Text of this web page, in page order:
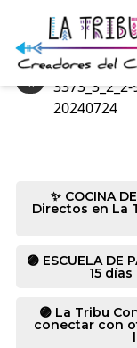
«
20240724
✨ COCINA
Directos en La
🟣 ESCUELA DE
15
🟣 La Tribu
conectar con